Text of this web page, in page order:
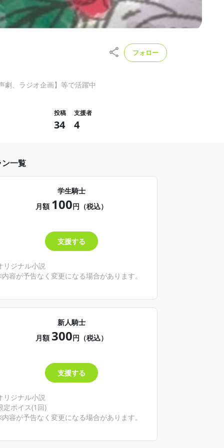
劇、ラジオ企画】等で活躍中
投稿
34
支援者
4
フォロー
一覧
学生騎士
月額 100円（税込）
支援する
リジナル小説
容が予告なく変更になる場合があります。
新人騎士
月額 300円（税込）
支援する
リジナル小説
定ボイス(1回)
容が予告なく変更になる場合があります。